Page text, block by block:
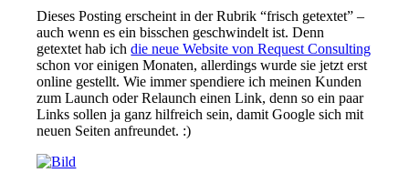
Dieses Posting erscheint in der Rubrik “frisch getextet” –
auch wenn es ein bisschen geschwindelt ist. Denn
getextet hab ichdie neue Website von Request Consulting
schon vor einigen Monaten, allerdings wurde sie jetzt erst
online gestellt. Wie immer spendiere ich meinen Kunden
zum Launch oder Relaunch einen Link, denn so ein paar
Links sollen ja ganz hilfreich sein, damit Google sich mit
neuen Seiten anfreundet. :)